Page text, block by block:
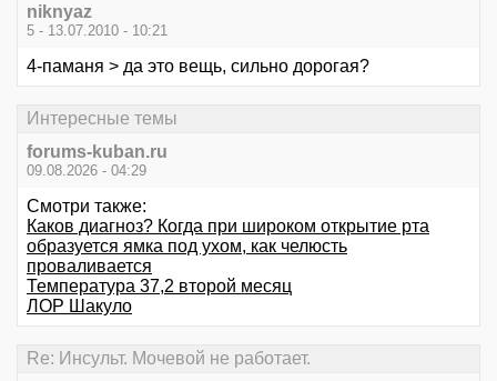
niknyaz
5 - 13.07.2010 - 10:21
4-паманя > да это вещь, сильно дорогая?
Интересные темы
forums-kuban.ru
09.08.2026 - 04:29
Смотри также:
Каков диагноз? Когда при широком открытие рта
образуется ямка под ухом, как челюсть
проваливается
Температура 37,2 второй месяц
ЛОР Шакуло
Re: Инсульт. Мочевой не работает.